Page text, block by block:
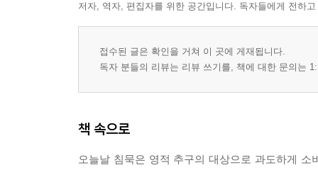
저자, 역자, 편집자를 위한 공간입니다. 독자들에게 전하
접수된 글은 확인을 거쳐 이 곳에 게재됩니다.
독자 분들의 리뷰는 리뷰 쓰기를, 책에 대한 문의는
책 속으로
오늘날 침묵은 영적 추구의 대상으로 과도하게